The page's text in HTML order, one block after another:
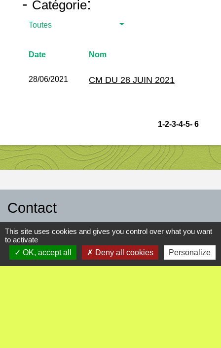
- Catégorie:
Toutes
Date Nom
28/06/2021 CM DU 28 JUIN 2021
1-2-3-4-5- 6
Contact
Commune d'Ambutrix
8 impasse les corrées
01500 Ambutrix - FRANCE
+33 4 74 38 04 50
This site uses cookies and gives you control over what you want
to activate
OK, accept all
Deny all cookies Personalize